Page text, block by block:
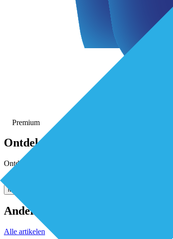
Premium
Ontdek
Ontdek kosteloos alle premium artikelen. Activeer
Meer weten? Stel je vraag via de chat
Andere artikelen
Alle artikelen